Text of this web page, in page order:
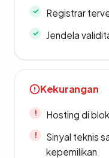
Registrar
Jendela
Kekurangan
Hosting di
Sinyal teknis
kepemilikan